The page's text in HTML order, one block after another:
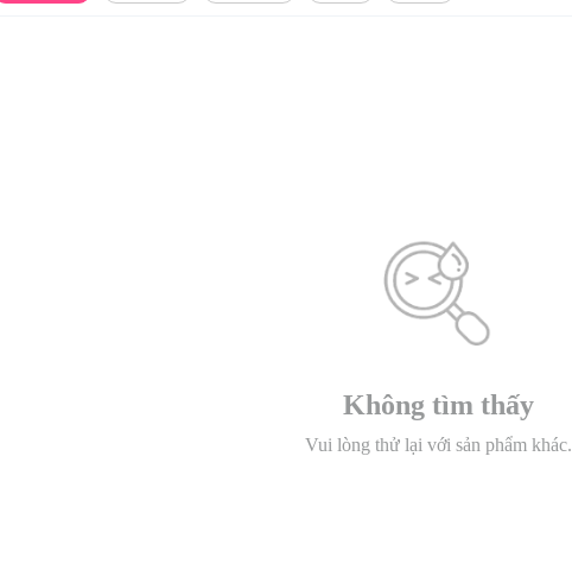
Không tìm thấy
Vui lòng thử lại với sản phẩm khác.